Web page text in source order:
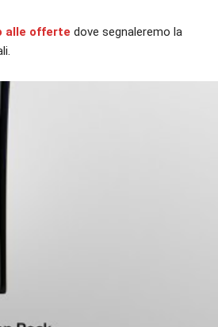
alle offerte dove segnaleremo la